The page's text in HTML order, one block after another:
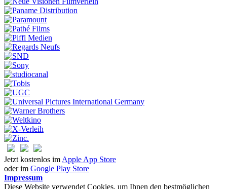
Jetzt kostenlos im Apple App Store
oder im Google Play Store
Impressum
Diese Website verwendet Cookies, um Ihnen den bestmöglichen